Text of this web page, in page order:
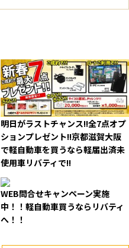
明日がラストチャンス!!全7点オプ
ションプレゼント!!京都滋賀大阪
で軽自動車を買うなら軽届出済未
使用車リバティで!!
WEB問合せキャンペーン実施
中！！軽自動車買うならリバティ
へ！！